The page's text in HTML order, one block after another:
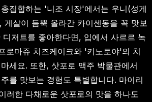
집합하는 '니조 시장'에서는 우니(성게
게살이 듬뿍 올라간 카이센동을 꼭 맛보
저트를 좋아한다면, 입에서 사르르 녹
로마쥬 치즈케이크와 '키노토야'의 치
세요. 또한, 삿포로 맥주 박물관에서
를 맛보는 경험도 특별합니다. 마이리
러한 다채로운 삿포로의 맛을 하나도